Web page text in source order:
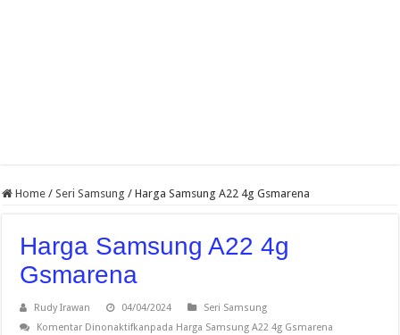
Home / Seri Samsung / Harga Samsung A22 4g Gsmarena
Harga Samsung A22 4g
Gsmarena
Rudy Irawan 04/04/2024
Seri Samsung
Komentar Dinonaktifkanpada Harga Samsung A22 4g Gsmarena